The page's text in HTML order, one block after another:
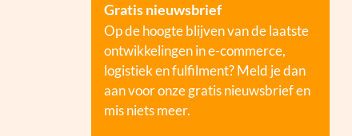
Gratis nieuwsbrief
Op de hoogte blijven van de laatste
ontwikkelingen in e-commerce,
logistiek en fulfilment? Meld je dan
aan voor onze gratis nieuwsbrief en
mis niets meer.